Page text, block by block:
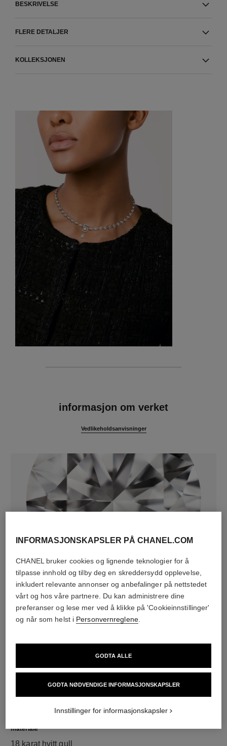
BESKRIVELSE
FLERE DETALJER
KOLLEKSJONEN
informasjon om verket
Vedlikeholdsanvisninger
50 briljantslipte diamanter på totalt 1,67 carat
inkludert 1 GIA-sertifisert briljantslipt midtsteinsdiamant
på 0,30 carat
Kjennetegnene på hvert stykke kan være forskjellige**
materiale
18 karat hvitt gull
INFORMASJONSKAPSLER PÅ CHANEL.COM
CHANEL bruker cookies og lignende teknologier for å
tilpasse innhold og tilby deg en skreddersydd opplevelse,
inkludert relevante annonser og anbefalinger på nettstedet
vårt og hos våre partnere. Du kan administrere dine
preferanser og lese mer ved å klikke på 'Cookieinnstillinger'
og når som helst i Personvernreglene.
GODTA NØDVENDIGE INFORMASJONSKAPSLER
GODTA ALLE
Innstillinger for informasjonskapsler